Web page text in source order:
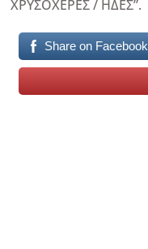
ΧΡΥΣΟΧΕΡΕΣ / ΗΔΕΣ”.
Share on Facebook